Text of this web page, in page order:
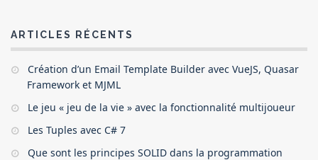
ARTICLES RÉCENTS
Création d’un Email Template Builder avec VueJS, Quasar
Framework et MJML
Le jeu « jeu de la vie » avec la fonctionnalité multijoueur
Les Tuples avec C# 7
Que sont les principes SOLID dans la programmation